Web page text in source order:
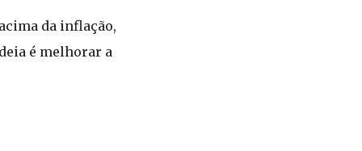
da inflação,
é melhorar a